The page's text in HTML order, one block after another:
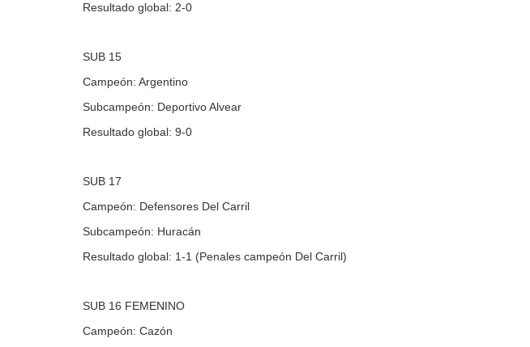
Resultado global: 2-0
SUB 15
Campeón: Argentino
Subcampeón: Deportivo Alvear
Resultado global: 9-0
SUB 17
Campeón: Defensores Del Carril
Subcampeón: Huracán
Resultado global: 1-1 (Penales campeón Del Carril)
SUB 16 FEMENINO
Campeón: Cazón